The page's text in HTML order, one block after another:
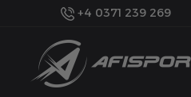
+4 0371 239 269